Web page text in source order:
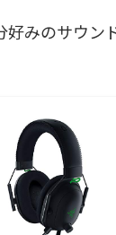
好みのサウン